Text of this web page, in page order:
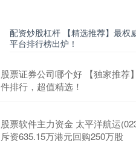
配资炒股杠杆 【精选推荐】最权
平台排行榜出炉！
股票证券公司哪个好 【独家推荐
件排行，超值精选！
股票软件主力资金 太平洋航运
斥资635.15万港元回购250万股